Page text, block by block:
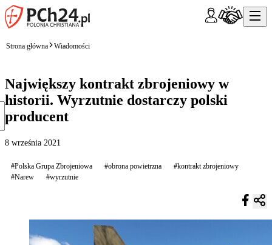
Strona główna Wiadomości
Największy kontrakt zbrojeniowy w
historii. Wyrzutnie dostarczy polski
producent
8 września 2021
#Polska Grupa Zbrojeniowa #obrona powietrzna
#kontrakt zbrojeniowy
#Narew
#wyrzutnie